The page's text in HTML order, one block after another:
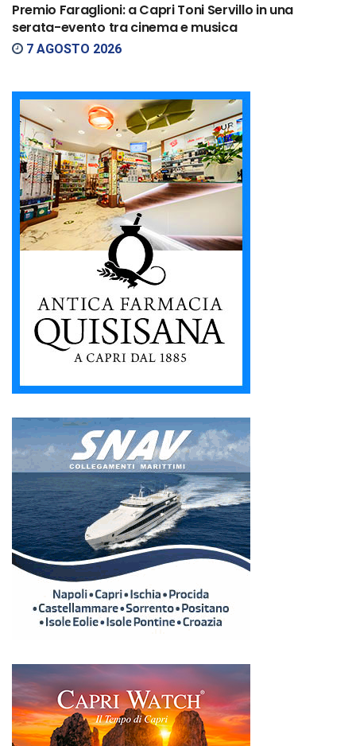
Premio Faraglioni: a Capri Toni Servillo in una
serata-evento tra cinema e musica
7 AGOSTO 2026